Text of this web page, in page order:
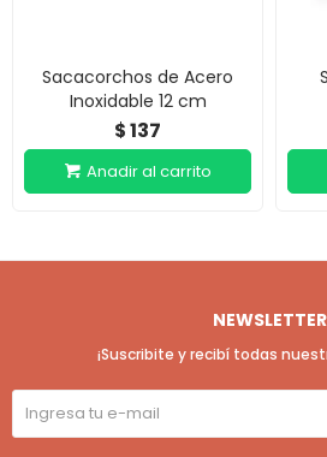
Sacacorchos de Acero
Inoxidable 12 cm
$137
NEWSLETTER
¡Suscribite y recibí todas